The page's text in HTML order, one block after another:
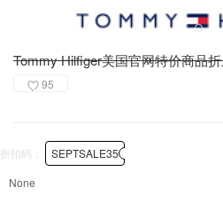
Tommy Hilfiger美国官网特价商品
95
折扣码：
SEPTSALE35
None